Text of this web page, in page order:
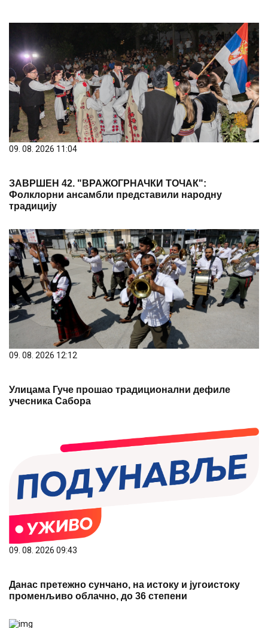
09. 08. 2026 11:04
ЗАВРШЕН 42. "ВРАЖОГРНАЧКИ ТОЧАК":
Фолклорни ансамбли представили народну
традицију
09. 08. 2026 12:12
Улицама Гуче прошао традиционални дефиле
учесника Сабора
09. 08. 2026 09:43
Данас претежно сунчано, на истоку и југоистоку
променљиво облачно, до 36 степени